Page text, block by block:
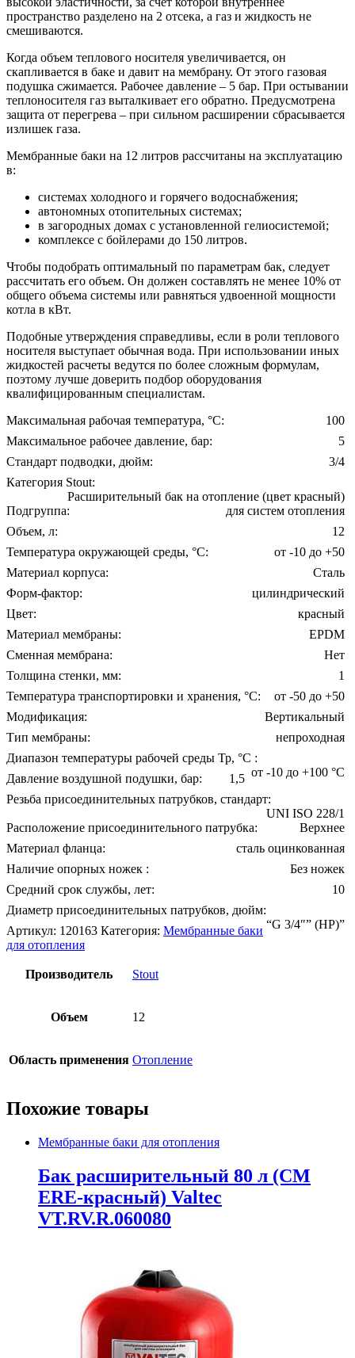
пространство разделено на 2 отсека, а газ и жидкость не
смешиваются.
Когда объем теплового носителя увеличивается, он
скапливается в баке и давит на мембрану. От этого газовая
подушка сжимается. Рабочее давление – 5 бар. При остывании
теплоносителя газ выталкивает его обратно. Предусмотрена
защита от перегрева – при сильном расширении сбрасывается
излишек газа.
Мембранные баки на 12 литров рассчитаны на эксплуатацию
в:
системах холодного и горячего водоснабжения;
автономных отопительных системах;
в загородных домах с установленной гелиосистемой;
комплексе с бойлерами до 150 литров.
Чтобы подобрать оптимальный по параметрам бак, следует
рассчитать его объем. Он должен составлять не менее 10% от
общего объема системы или равняться удвоенной мощности
котла в кВт.
Подобные утверждения справедливы, если в роли теплового
носителя выступает обычная вода. При использовании иных
жидкостей расчеты ведутся по более сложным формулам,
поэтому лучше доверить подбор оборудования
квалифицированным специалистам.
Максимальная рабочая температура, °С:
100
Максимальное рабочее давление, бар:
5
Стандарт подводки, дюйм:
3/4
Категория Stout:
Расширительный бак на отопление (цвет красный)
Подгруппа:
для систем отопления
Объем, л:
12
Температура окружающей среды, °С:
от -10 до +50
Материал корпуса:
Сталь
Форм-фактор:
цилиндрический
Цвет:
красный
Материал мембраны:
EPDM
Сменная мембрана:
Нет
Толщина стенки, мм:
1
Температура транспортировки и хранения, °С:
от -50 до +50
Модификация:
Вертикальный
Тип мембраны:
непроходная
Диапазон температуры рабочей среды Тр, °С :
от -10 до +100 °С
Давление воздушной подушки, бар:
1,5
Резьба присоединительных патрубков, стандарт:
UNI ISO 228/1
Расположение присоединительного патрубка:
Верхнее
Материал фланца:
сталь оцинкованная
Наличие опорных ножек :
Без ножек
Средний срок службы, лет:
10
Диаметр присоединительных патрубков, дюйм:
“G 3/4″” (НР)”
Артикул: 120163 Категория: Мембранные баки
для отопления
Производитель Stout
Объем 12
Область применения Отопление
Похожие товары
Мембранные баки для отопления
Бак расширительный 80 л (СМ
ЕRE-красный) Valtec
VT.RV.R.060080